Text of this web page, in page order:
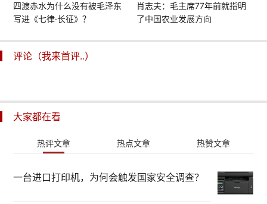
四渡赤水为什么没有被毛泽东
写进《七律·长征》？
肖志夫：毛主席77年前就指明
了中国农业发展方向
评论（我来首评..）
大家都在看
热评文章 热点文章 热赞文章
一台进口打印机，为何会触发国家安全调查？